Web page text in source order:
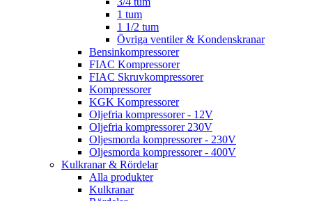
1 tum
1 1/2 tum
Övriga ventiler & Kondenskranar
Bensinkompressorer
FIAC Kompressorer
FIAC Skruvkompressorer
Kompressorer
KGK Kompressorer
Oljefria kompressorer - 12V
Oljefria kompressorer 230V
Oljesmorda kompressorer - 230V
Oljesmorda kompressorer - 400V
Kulkranar & Rördelar
Alla produkter
Kulkranar